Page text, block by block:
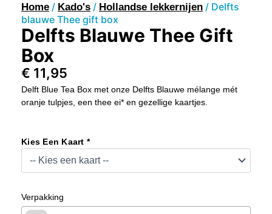
Home / Kado's / Hollandse lekkernijen / Delfts
blauwe Thee gift box
Delfts Blauwe Thee Gift
Box
€ 11,95
Delft Blue Tea Box met onze Delfts Blauwe mélange mét
oranje tulpjes, een thee ei* en gezellige kaartjes.
Kies Een Kaart *
Verpakking
Blauwe
Thee
Gift
Box